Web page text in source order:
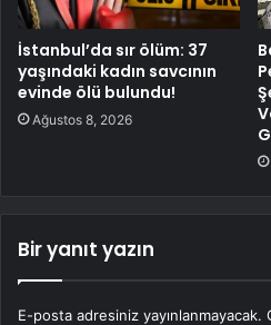
İstanbul’da sır ölüm: 37
yaşındaki kadın savcının
evinde ölü bulundu!
Ağustos 8, 2026
Bir yanıt yazın
E-posta adresiniz yayınlanmayacak.